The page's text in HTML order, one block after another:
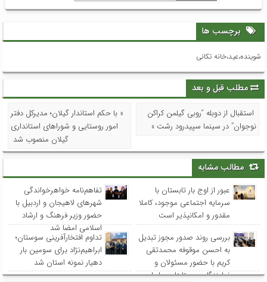
برچسب ها
شوینده،عید،خانه تکانی
مطلب قبل و بعد
استقبال از دوبله “روبی گیلمن کراکن
نوجوان” در سینما سپیدرود رشت »
« با حکم استاندار گیلان؛ مدیرکل دفتر
امور روستایی و شوراهای استانداری
گیلان منصوب شد
مطالب مشابه
عبور از اوج بار تابستان با
سرمایه اجتماعی موجود، کاملا
مقدور و امکانپذیر است
تفاهم‌نامه خواهرخواندگی
شهرهای لاهیجان و اردبیل با
حضور وزیر فرهنگ و ارشاد
اسلامی امضا شد
بررسی روند صدور مجوز تبدیل
به احسن موقوفه محمدتقی
کریم با حضور مسئولان و
نمایندگان روستاهای ساحلی
تداوم افتخارآفرینی سوستان؛
ابراهیم‌نژاد برای سومین بار
دهیار نمونه استان شد